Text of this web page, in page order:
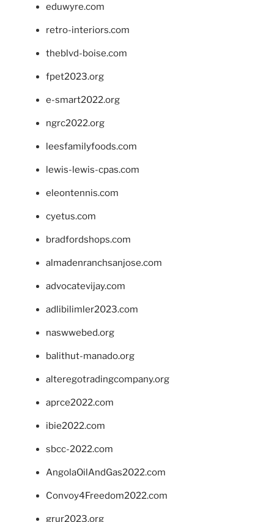
eduwyre.com
retro-interiors.com
theblvd-boise.com
fpet2023.org
e-smart2022.org
ngrc2022.org
leesfamilyfoods.com
lewis-lewis-cpas.com
eleontennis.com
cyetus.com
bradfordshops.com
almadenranchsanjose.com
advocatevijay.com
adlibilimler2023.com
naswwebed.org
balithut-manado.org
alteregotradingcompany.org
aprce2022.com
ibie2022.com
sbcc-2022.com
AngolaOilAndGas2022.com
Convoy4Freedom2022.com
grur2023.org